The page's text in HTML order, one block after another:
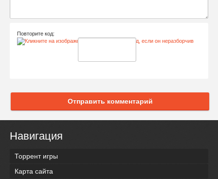
Повторите код:
Отправить комментарий
Навигация
Торрент игры
Карта сайта